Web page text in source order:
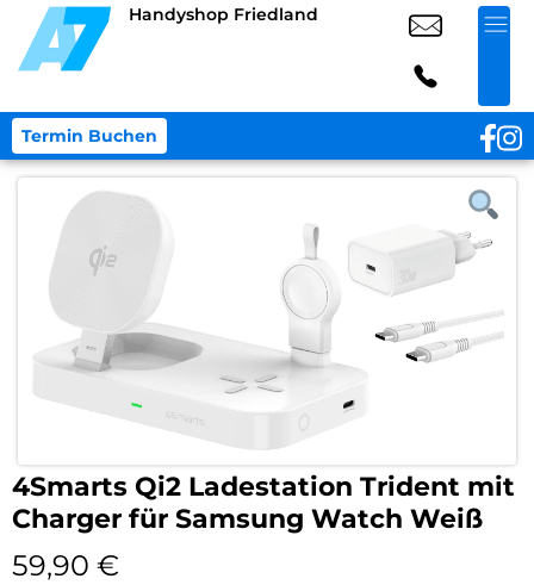
Handyshop Friedland
Termin Buchen
4Smarts Qi2 Ladestation Trident mit
Charger für Samsung Watch Weiß
59,90 €